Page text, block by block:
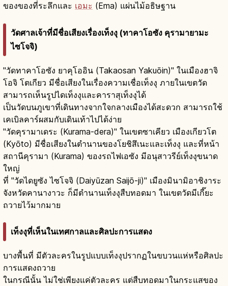
ของของที่ระลึกและ เอมะ (Ema) แผ่นไม้อธิษฐาน
วัดศาลเจ้าที่มีชื่อเสียงเรื่องเท็งงุ (ทาคาโอซัง คุรามายามะ
ไซโจจิ)
"วัดทาคาโอซัง ยาคุโออิน (Takaosan Yakuōin)" ในเมืองฮาจิ
โอจิ โตเกียว มีชื่อเสียงในเรื่องความเชื่อเท็งงุ ภายในเขตวัด
สามารถเห็นรูปไดเท็งงุและคาราสุเท็งงุได้
เป็นวัดบนภูเขาที่เดินทางจากใจกลางเมืองได้สะดวก สามารถใช้
เคเบิลคาร์ผสมกับเดินเท้าไปได้ง่าย
"วัดคุรามาเดระ (Kurama-dera)" ในเขตซาเคียว เมืองเกียวโต
(Kyōto) มีชื่อเสียงในตำนานของโยชิสึเนะและเท็งงุ และที่หน้า
สถานีคุรามา (Kurama) ของรถไฟเอซัง มีอนุสาวรีย์เท็งงุขนาด
ใหญ่
ที่ "วัดไดยูซัง ไซโจจิ (Daiyūzan Saijō-ji)" เมืองมินามิอาชิงาระ
จังหวัดคานางาวะ ก็มีตำนานเท็งงุสืบทอดมา ในเขตวัดมีเกี๊ยะ
ถวายไว้มากมาย
เท็งงุที่เห็นในเทศกาลและศิลปะการแสดง
บางพื้นที่ มีตัวละครในรูปแบบเท็งงุปรากฏในขบวนแห่หรือศิลปะ
การแสดงถวาย
ในกรณีนั้น ไม่ใช่เพียงแค่ตัวละคร แต่สืบทอดมาในกระแสของ